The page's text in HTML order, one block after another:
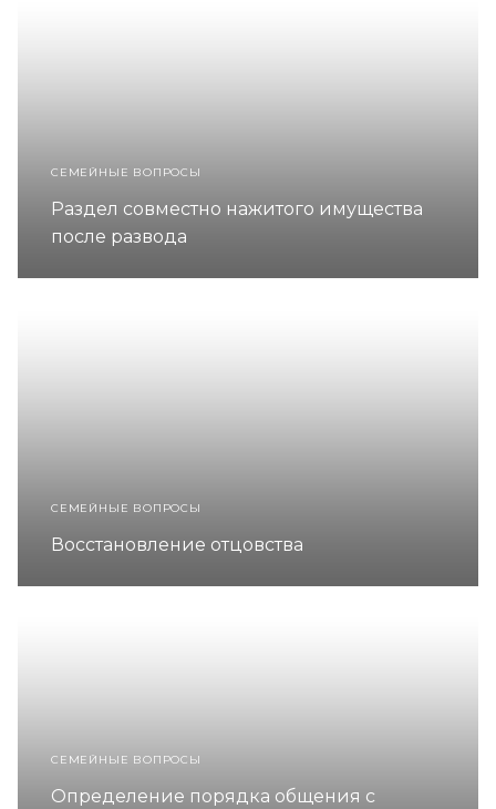
СЕМЕЙНЫЕ ВОПРОСЫ
Раздел совместно нажитого имущества
после развода
СЕМЕЙНЫЕ ВОПРОСЫ
Восстановление отцовства
СЕМЕЙНЫЕ ВОПРОСЫ
Определение порядка общения с